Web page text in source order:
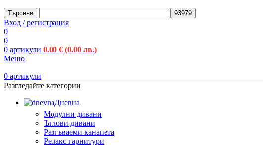
Търсене
Вход / регистрация
0
0
0 артикули 0.00 € (0.00 лв.)
Меню
0 артикули
Разгледайте категории
Дневна
Модулни дивани
Ъглови дивани
Разгъваеми канапета
Релакс гарнитури